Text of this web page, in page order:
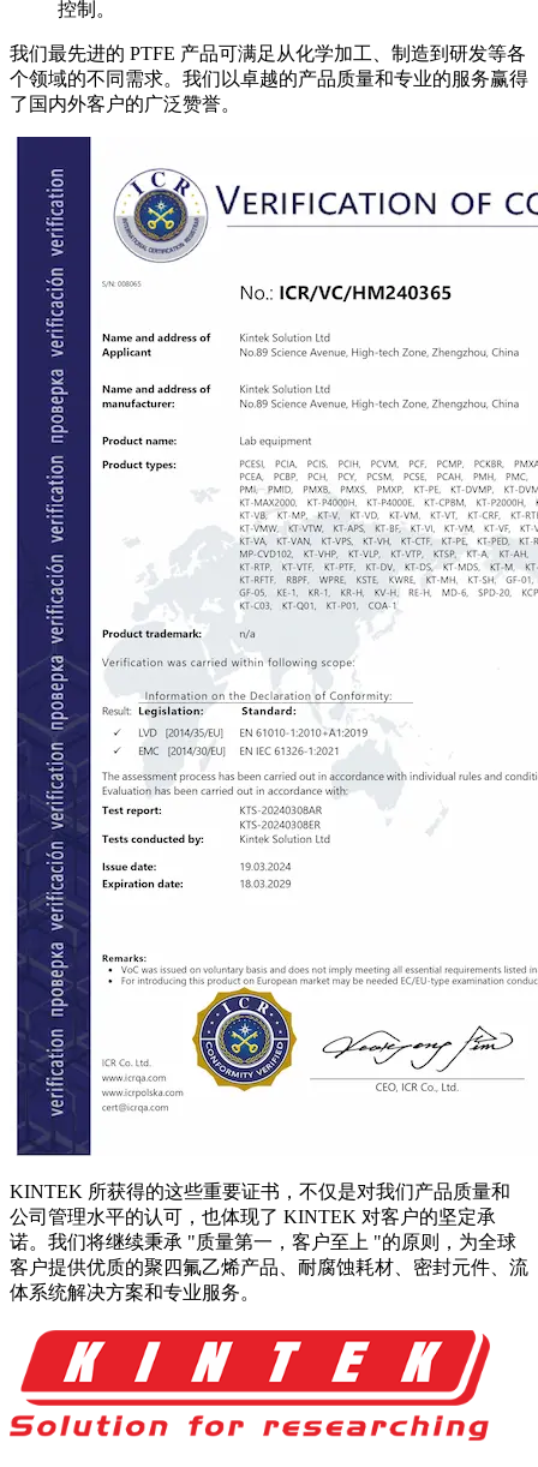
控制。
我们最先进的 PTFE 产品可满足从化学加工、制造到研发等各
个领域的不同需求。我们以卓越的产品质量和专业的服务赢得
了国内外客户的广泛赞誉。
KINTEK 所获得的这些重要证书，不仅是对我们产品质量和
公司管理水平的认可，也体现了 KINTEK 对客户的坚定承
诺。我们将继续秉承 "质量第一，客户至上 "的原则，为全球
客户提供优质的聚四氟乙烯产品、耐腐蚀耗材、密封元件、流
体系统解决方案和专业服务。